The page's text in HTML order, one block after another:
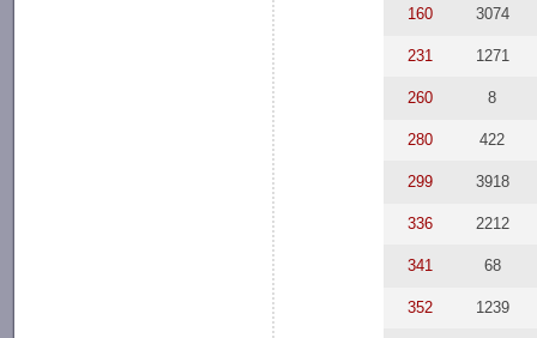
160 3074
231 1271
260 8
280 422
299 3918
336 2212
341 68
352 1239